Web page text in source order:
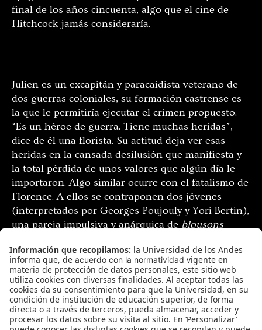
final de los años cincuenta, algo que el cine de
Hitchcock jamás consideraría.
Julien es un excapitán y paracaidista veterano de
dos guerras coloniales, su formación castrense es
la que le permitiría ejecutar el crimen propuesto.
“Es un héroe de guerra. Tiene muchas heridas”,
dice de él una florista. Su actitud deja ver esas
heridas en la cansada desilusión que manifiesta y
la total pérdida de unos valores que algún día le
importaron. Algo similar ocurre con el fatalismo de
Florence. A ellos se contraponen dos jóvenes
(interpretados por Georges Poujouly y Yori Bertin),
una pareja impulsiva y anárquica de blousons
padres y abuelos, a destruir lo establecido y a
matar si es necesario. Del contraste entre las dos
parejas obtiene el filme grandes dividendos, pero
así mismo se hizo a fuertes críticas al momento de
su estreno acusándola de fascismo latente, pues
ademàs el jefe de Julien es un tratante oficial de